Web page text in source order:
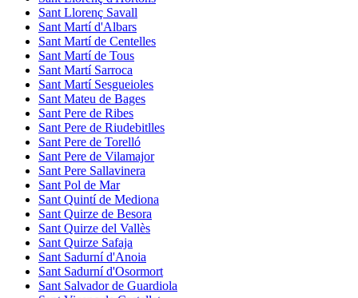
Sant Llorenç Savall
Sant Martí d'Albars
Sant Martí de Centelles
Sant Martí de Tous
Sant Martí Sarroca
Sant Martí Sesgueioles
Sant Mateu de Bages
Sant Pere de Ribes
Sant Pere de Riudebitlles
Sant Pere de Torelló
Sant Pere de Vilamajor
Sant Pere Sallavinera
Sant Pol de Mar
Sant Quintí de Mediona
Sant Quirze de Besora
Sant Quirze del Vallès
Sant Quirze Safaja
Sant Sadurní d'Anoia
Sant Sadurní d'Osormort
Sant Salvador de Guardiola